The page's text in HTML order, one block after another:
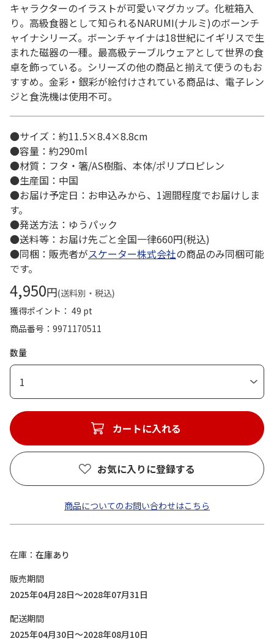
キャラクターのイラストが可愛いマグカップ。化粧箱入
り。高級食器として知られるNARUMI(ナルミ)のボーンチ
ャイナシリーズ。ボーンチャイナは18世紀にイギリスで生
まれた磁器の一種。最高級テーブルウェアとして世界の食
卓を飾っている。シリーズの他の商品と揃えて使うのもお
すすめ。金彩・銀彩が絵付けされている商品は、電子レン
ジと食洗機は使用不可。
●サイズ：約11.5×8.4×8.8cm
●容量：約290ml
●材質：フタ・箸/AS樹脂、本体/ポリプロピレン
●生産国：中国
●お届け予定日：お申込みから、1週間程度でお届けしま
す。
●発送方法：ゆうパック
●送料等：お届け先ごと全国一律660円(税込)
●同梱：販売者がスケーター株式会社の商品のみ同梱可能
です。
4,950円(送料別・税込)
獲得ポイント： 49 pt
商品番号
9971170511
数量
1
カートに入れる
お気に入りに登録する
商品についてのお問い合わせはこちら
在庫
在庫あり
販売期間
2025年04月28日～2028年07月31日
配送期間
2025年04月30日～2028年08月10日